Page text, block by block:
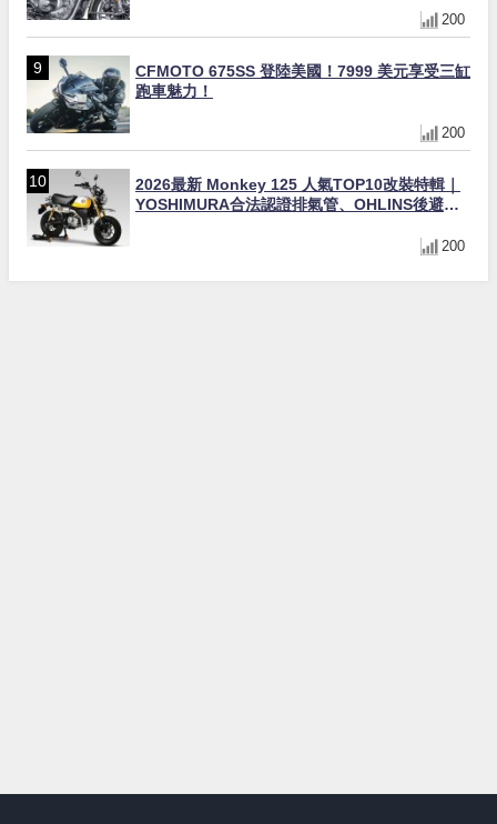
200
CFMOTO 675SS 登陸美國！7999 美元享受三缸
跑車魅力！
200
2026最新 Monkey 125 人氣TOP10改裝特輯｜
YOSHIMURA合法認證排氣管、OHLINS後避
200